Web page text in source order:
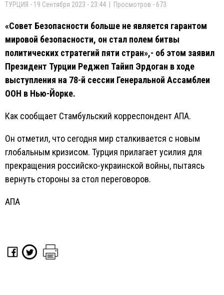
ТУРЦИЯ - 19 Сентября 2023 - 23:44 | Просмотров - 673
«Совет Безопасности больше не является гарантом
мировой безопасности, он стал полем битвы
политических стратегий пяти стран»,- об этом заявил
Президент Турции Реджеп Тайип Эрдоган в ходе
выступления на 78-й сессии Генеральной Ассамблеи
ООН в Нью-Йорке.
Как сообщает Стамбульский корреспондент АПА.
Он отметил, что сегодня мир сталкивается с новым
глобальным кризисом. Турция прилагает усилия для
прекращения российско-украинской войны, пытаясь
вернуть стороны за стол переговоров.
АПА